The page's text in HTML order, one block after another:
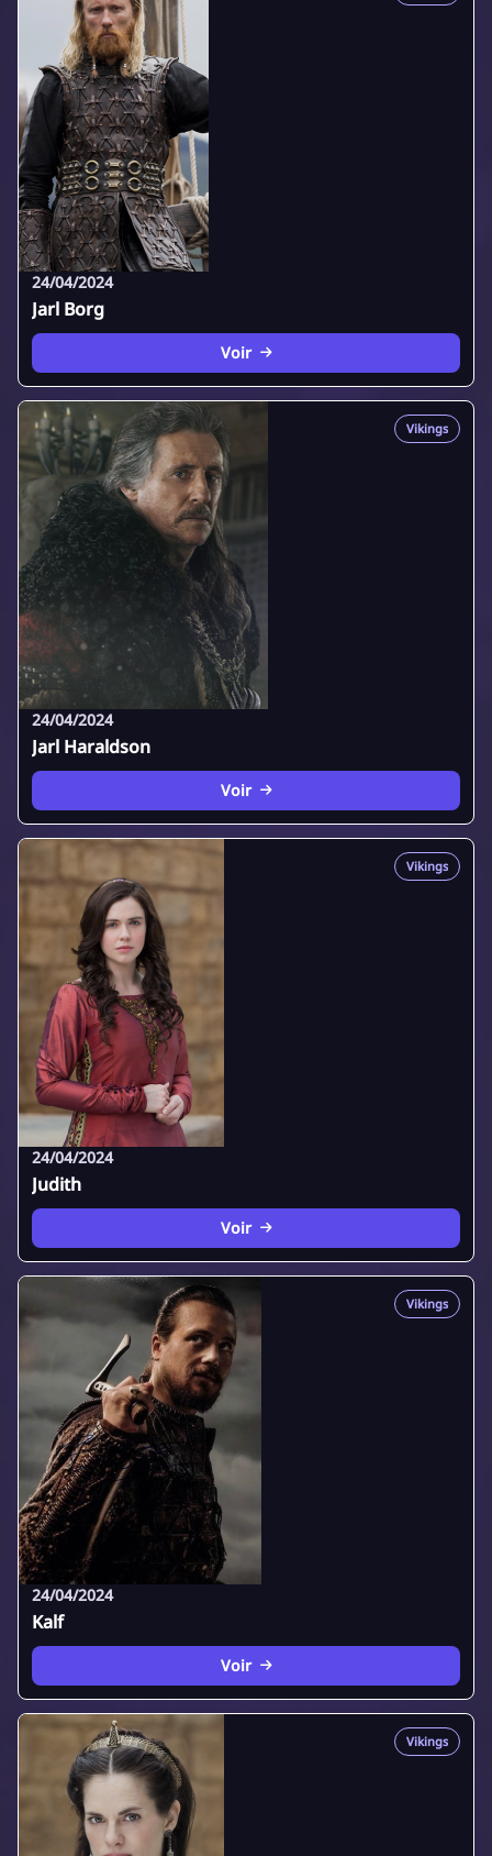
24/04/2024
Jarl Borg
Voir
Vikings
24/04/2024
Jarl Haraldson
Voir
Vikings
24/04/2024
Judith
Voir
Vikings
24/04/2024
Kalf
Voir
Vikings